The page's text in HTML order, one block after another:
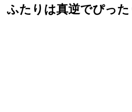
たりは真逆でぴった